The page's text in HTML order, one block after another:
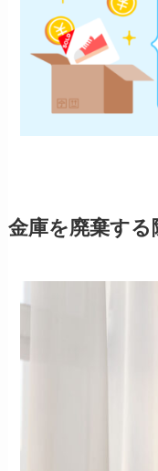
金庫を廃棄する